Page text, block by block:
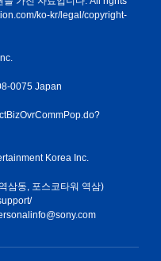
ko-kr/legal/copyright-
0075 Japan
Korea Inc.
삼동, 포스코타워 역삼)